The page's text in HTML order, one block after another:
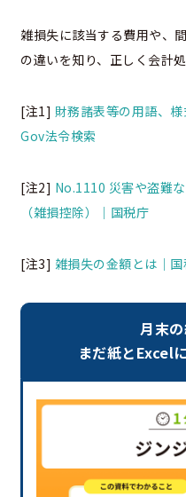
雑損失に該当する費用や、
の違いを知り、正しく会計
[注1] 財務諸表等の用語、
Gov法令検索
[注2] No.1110 災害や盗難
（雑損控除）｜国税庁
[注3] 雑損失の金額とは｜
月末の
まだ紙とExcel